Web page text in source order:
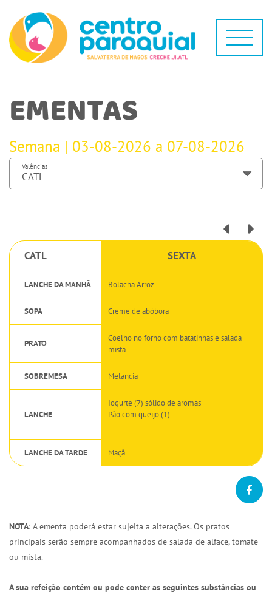
EMENTAS
Semana | 03-08-2026 a 07-08-2026
Valências
CATL SEXTA
LANCHE DA MANHÃ Bolacha Arroz
SOPA Creme de abóbora
PRATO
Coelho no forno com batatinhas e salada
mista
SOBREMESA Melancia
LANCHE
Iogurte (7) sólido de aromas
Pão com queijo (1)
LANCHE DA TARDE Maçã
NOTA: A ementa poderá estar sujeita a alterações. Os pratos
principais serão sempre acompanhados de salada de alface, tomate
ou mista.
A sua refeição contém ou pode conter as seguintes substâncias ou